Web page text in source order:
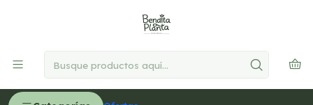
Delivery GRATIS en Lima desde S/300
Sleep Berry 1 mg, de 3 años a más, suplemento para el
sueño - 30 ml (PARA IMPORTAR)